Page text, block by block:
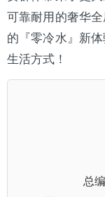
可靠耐用的奢华
的『零冷水』新
生活方式！
总